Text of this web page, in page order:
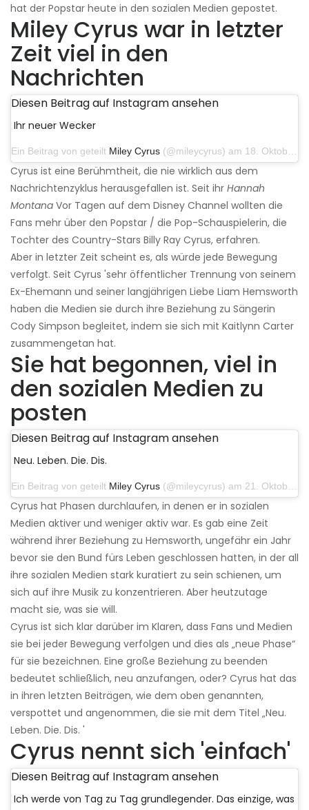
hat der Popstar heute in den sozialen Medien gepostet.
Miley Cyrus war in letzter
Zeit viel in den
Nachrichten
Diesen Beitrag auf Instagram ansehen
Ihr neuer Wecker
Ein Beitrag von geteilt Miley Cyrus (@mileycyrus) am 18. Oktober 2019 um 19:03 Uhr PDT
Cyrus ist eine Berühmtheit, die nie wirklich aus dem
Nachrichtenzyklus herausgefallen ist. Seit ihr Hannah
Montana Vor Tagen auf dem Disney Channel wollten die
Fans mehr über den Popstar / die Pop-Schauspielerin, die
Tochter des Country-Stars Billy Ray Cyrus, erfahren.
Aber in letzter Zeit scheint es, als würde jede Bewegung
verfolgt. Seit Cyrus 'sehr öffentlicher Trennung von seinem
Ex-Ehemann und seiner langjährigen Liebe Liam Hemsworth
haben die Medien sie durch ihre Beziehung zu Sängerin
Cody Simpson begleitet, indem sie sich mit Kaitlynn Carter
zusammengetan hat.
Sie hat begonnen, viel in
den sozialen Medien zu
posten
Diesen Beitrag auf Instagram ansehen
Neu. Leben. Die. Dis.
Ein Beitrag von geteilt Miley Cyrus (@mileycyrus) am 21. Oktober 2019 um 12:31 Uhr PDT
Cyrus hat Phasen durchlaufen, in denen er in sozialen
Medien aktiver und weniger aktiv war. Es gab eine Zeit
während ihrer Beziehung zu Hemsworth, ungefähr ein Jahr
bevor sie den Bund fürs Leben geschlossen hatten, in der all
ihre sozialen Medien stark kuratiert zu sein schienen, um
sich auf ihre Musik zu konzentrieren. Aber heutzutage
macht sie, was sie will.
Cyrus ist sich klar darüber im Klaren, dass Fans und Medien
sie bei jeder Bewegung verfolgen und dies als „neue Phase“
für sie bezeichnen. Eine große Beziehung zu beenden
bedeutet schließlich, neu anzufangen, oder? Cyrus hat das
in ihren letzten Beiträgen, wie dem oben genannten,
verspottet und angenommen, die sie mit dem Titel „Neu.
Leben. Die. Dis. '
Cyrus nennt sich 'einfach'
Diesen Beitrag auf Instagram ansehen
Ich werde von Tag zu Tag grundlegender. Das einzige, was